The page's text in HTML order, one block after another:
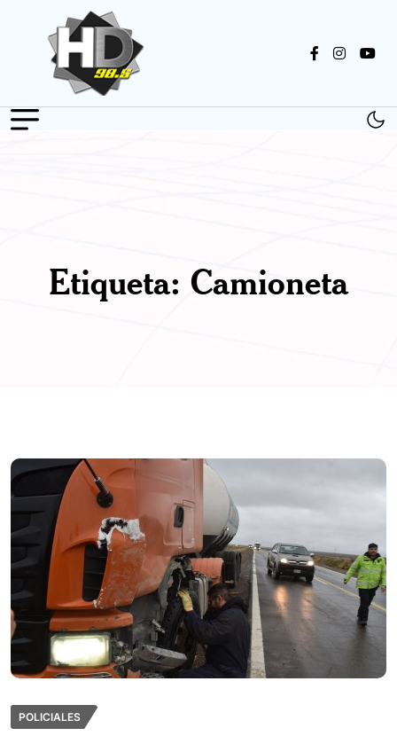
Etiqueta: Camioneta
POLICIALES